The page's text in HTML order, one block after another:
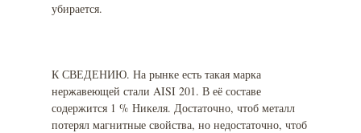
убирается.
К СВЕДЕНИЮ. На рынке есть такая марка
нержавеющей стали AISI 201. В её составе
содержится 1 % Никеля. Достаточно, чтоб металл
потерял магнитные свойства, но недостаточно, чтоб